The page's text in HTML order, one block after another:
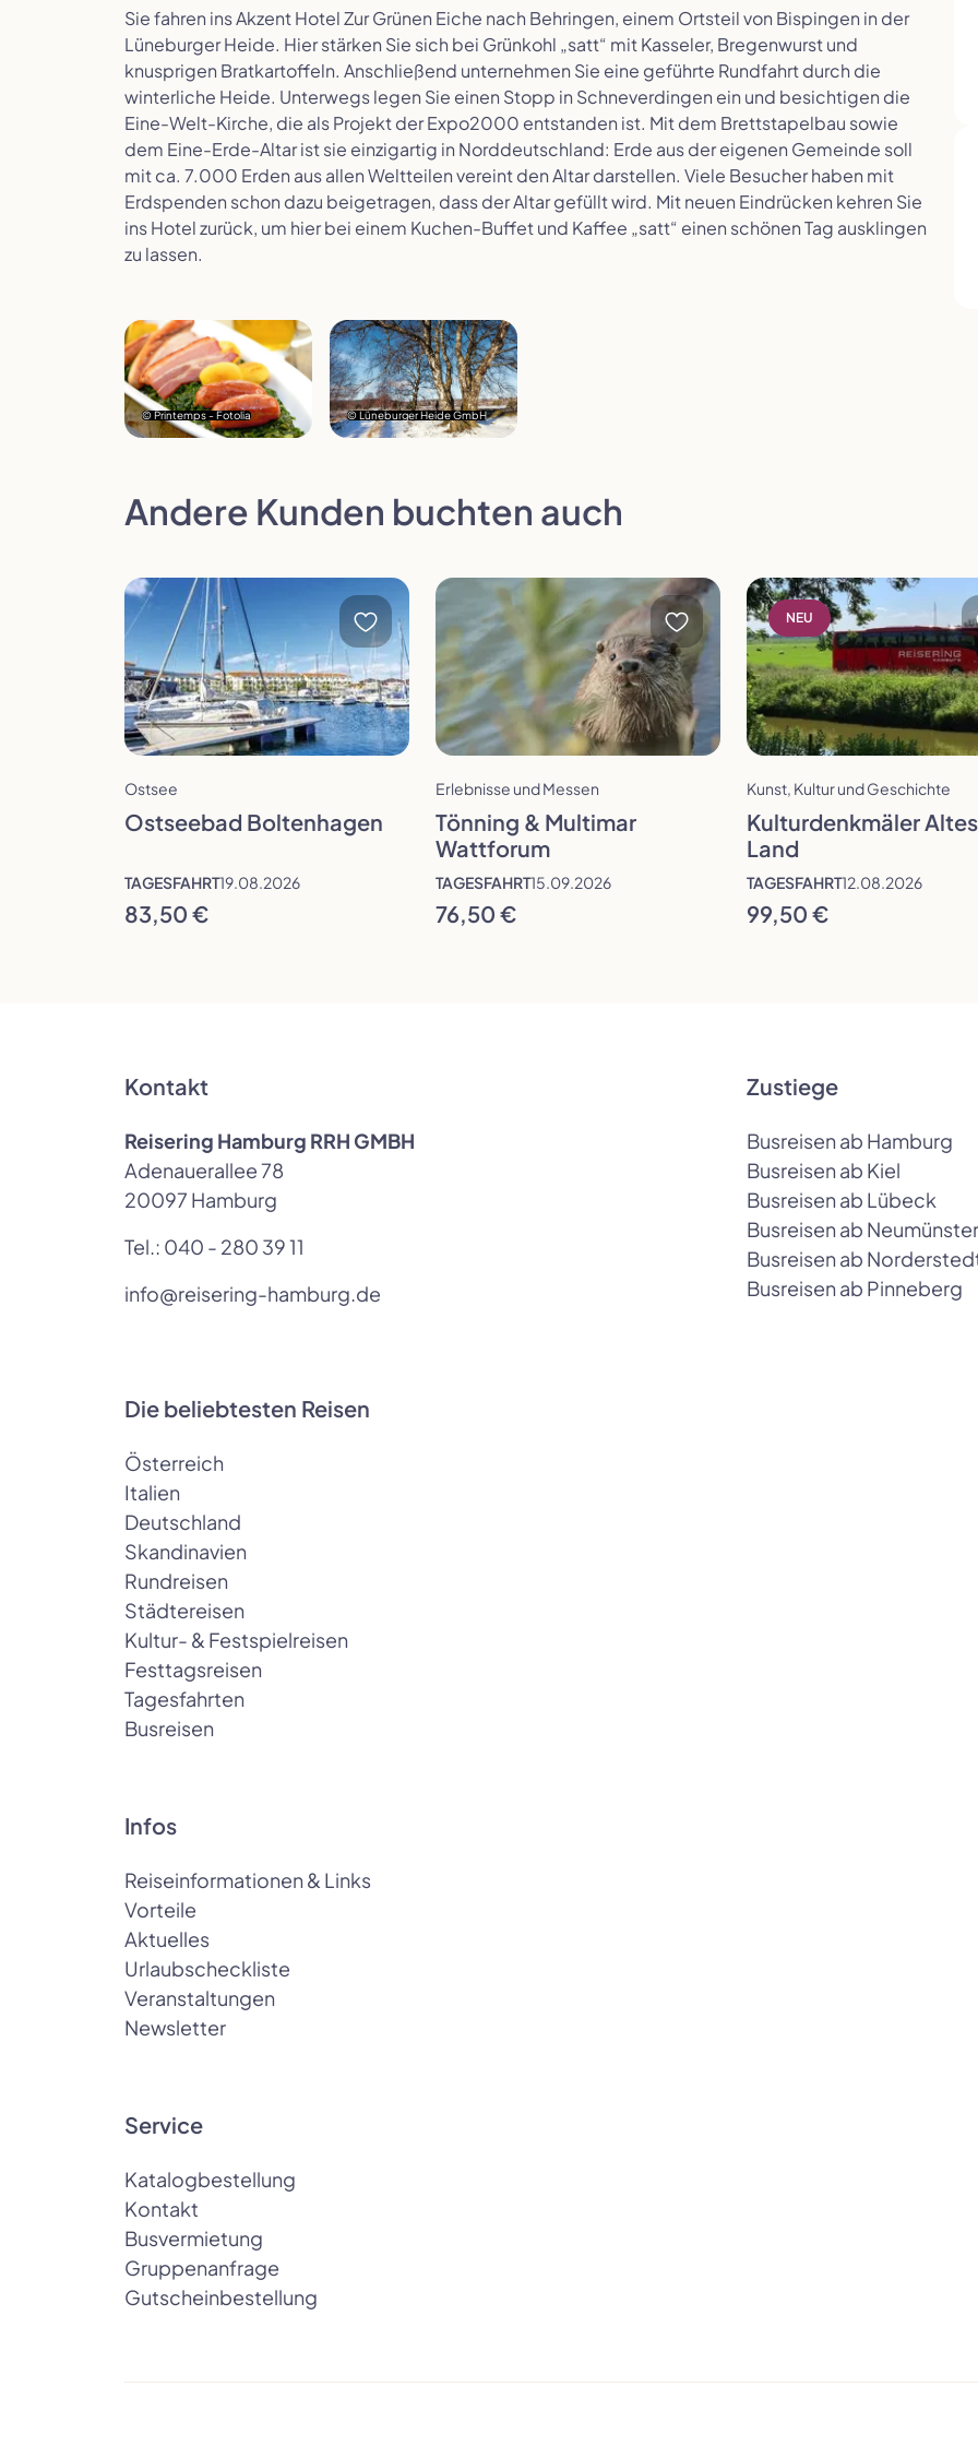
Dauer wählen
Tagesfahrt
Auswahl übernehmen
Sie fahren ins Akzent Hotel Zur Grünen Eiche nach Behringen, einem Ortsteil von Bispingen in der
Lüneburger Heide. Hier stärken Sie sich bei Grünkohl „satt“ mit Kasseler, Bregenwurst und
knusprigen Bratkartoffeln. Anschließend unternehmen Sie eine geführte Rundfahrt durch die
winterliche Heide. Unterwegs legen Sie einen Stopp in Schneverdingen ein und besichtigen die
Eine-Welt-Kirche, die als Projekt der Expo2000 entstanden ist. Mit dem Brettstapelbau sowie
dem Eine-Erde-Altar ist sie einzigartig in Norddeutschland: Erde aus der eigenen Gemeinde soll
mit ca. 7.000 Erden aus allen Weltteilen vereint den Altar darstellen. Viele Besucher haben mit
Erdspenden schon dazu beigetragen, dass der Altar gefüllt wird. Mit neuen Eindrücken kehren Sie
ins Hotel zurück, um hier bei einem Kuchen-Buffet und Kaffee „satt“ einen schönen Tag ausklingen
zu lassen.
© Printemps - Fotolia © Lüneburger Heide GmbH
Andere Kunden buchten auch
Reise öffnen
Ostsee
Ostseebad Boltenhagen
TAGESFAHRT19.08.2026
83,50 €
Reise öffnen
Erlebnisse und Messen
Tönning & Multimar
Wattforum
TAGESFAHRT15.09.2026
76,50 €
NEU
Reise öffnen
Kunst, Kultur und Geschichte
Kulturdenkmäler Altes
Land
TAGESFAHRT12.08.2026
99,50 €
Kontakt
Reisering Hamburg RRH GMBH
Adenauerallee 78
20097 Hamburg
Tel.: 040 - 280 39 11
info@reisering-hamburg.de
Die beliebtesten Reisen
Österreich
Italien
Deutschland
Skandinavien
Rundreisen
Städtereisen
Kultur- & Festspielreisen
Festtagsreisen
Tagesfahrten
Busreisen
Infos
Reiseinformationen & Links
Vorteile
Aktuelles
Urlaubscheckliste
Veranstaltungen
Newsletter
Service
Katalogbestellung
Kontakt
Busvermietung
Gruppenanfrage
Gutscheinbestellung
Zustiege
Busreisen ab Hamburg
Busreisen ab Kiel
Busreisen ab Lübeck
Busreisen ab Neumünster
Busreisen ab
Busreisen ab Pinneberg